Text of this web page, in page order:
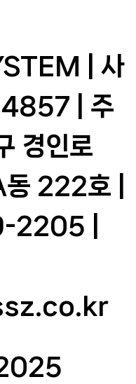
| 사
| 주
경인로
222호 |
|